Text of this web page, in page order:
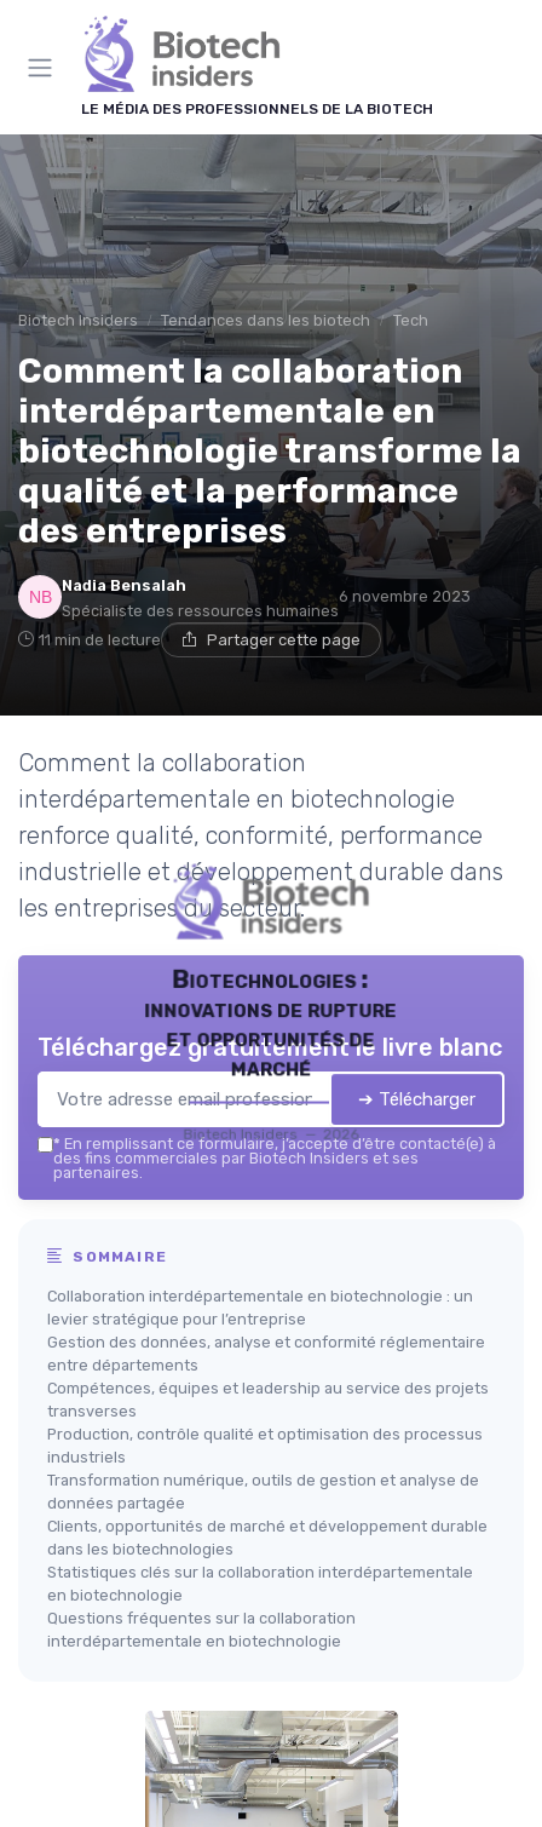
LE MÉDIA DES PROFESSIONNELS DE LA BIOTECH
Biotech Insiders Tendances dans les biotech Tech
Comment la collaboration
interdépartementale en
biotechnologie transforme la
qualité et la performance
des entreprises
Nadia Bensalah
Spécialiste des ressources humaines
6 novembre 2023
11 min de lecture Partager cette page
Comment la collaboration
interdépartementale en biotechnologie
renforce qualité, conformité, performance
industrielle et développement durable dans
les entreprises du secteur.
Biotechnologies :
innovations de rupture
et opportunités de
marché
Biotech Insiders — 2026
Téléchargez gratuitement le livre blanc
➔ Télécharger
* En remplissant ce formulaire, j’accepte d’être contacté(e) à
des fins commerciales par Biotech Insiders et ses
partenaires.
SOMMAIRE
Collaboration interdépartementale en biotechnologie : un
levier stratégique pour l’entreprise
Gestion des données, analyse et conformité réglementaire
entre départements
Compétences, équipes et leadership au service des projets
transverses
Production, contrôle qualité et optimisation des processus
industriels
Transformation numérique, outils de gestion et analyse de
données partagée
Clients, opportunités de marché et développement durable
dans les biotechnologies
Statistiques clés sur la collaboration interdépartementale
en biotechnologie
Questions fréquentes sur la collaboration
interdépartementale en biotechnologie
Panneau de gestion des cookies